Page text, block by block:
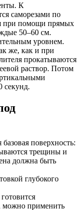
К
саморезами по
при помощи прямых
50–60 см.
уровнем.
же, как и при
прокатываются
раствор. Потом
секунд.
поверхность:
трещины и
должна быть
глубокого
можно применить